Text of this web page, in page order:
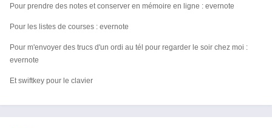
Pour prendre des notes et conserver en mémoire en ligne : evernote
Pour les listes de courses : evernote
Pour m'envoyer des trucs d'un ordi au tél pour regarder le soir chez moi :
evernote
Et swiftkey pour le clavier